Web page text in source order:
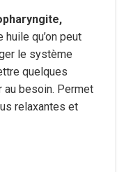
huile qu’on peut
le système
quelques
au besoin. Permet
relaxantes et